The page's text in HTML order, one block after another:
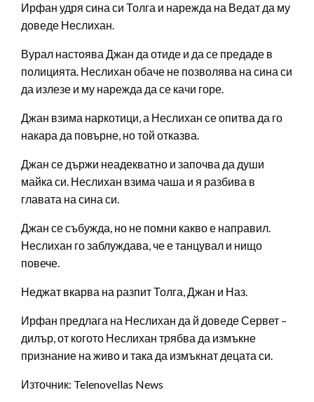
Ирфан удря сина си Толга и нарежда на Ведат да му
доведе Неслихан.
Вурал настоява Джан да отиде и да се предаде в
полицията. Неслихан обаче не позволява на сина си
да излезе и му нарежда да се качи горе.
Джан взима наркотици, а Неслихан се опитва да го
накара да повърне, но той отказва.
Джан се държи неадекватно и започва да души
майка си. Неслихан взима чаша и я разбива в
главата на сина си.
Джан се събужда, но не помни какво е направил.
Неслихан го заблуждава, че е танцувал и нищо
повече.
Неджат вкарва на разпит Толга, Джан и Наз.
Ирфан предлага на Неслихан да й доведе Сервет –
дилър, от когото Неслихан трябва да измъкне
признание на живо и така да измъкнат децата си.
Източник: Telenovellas News